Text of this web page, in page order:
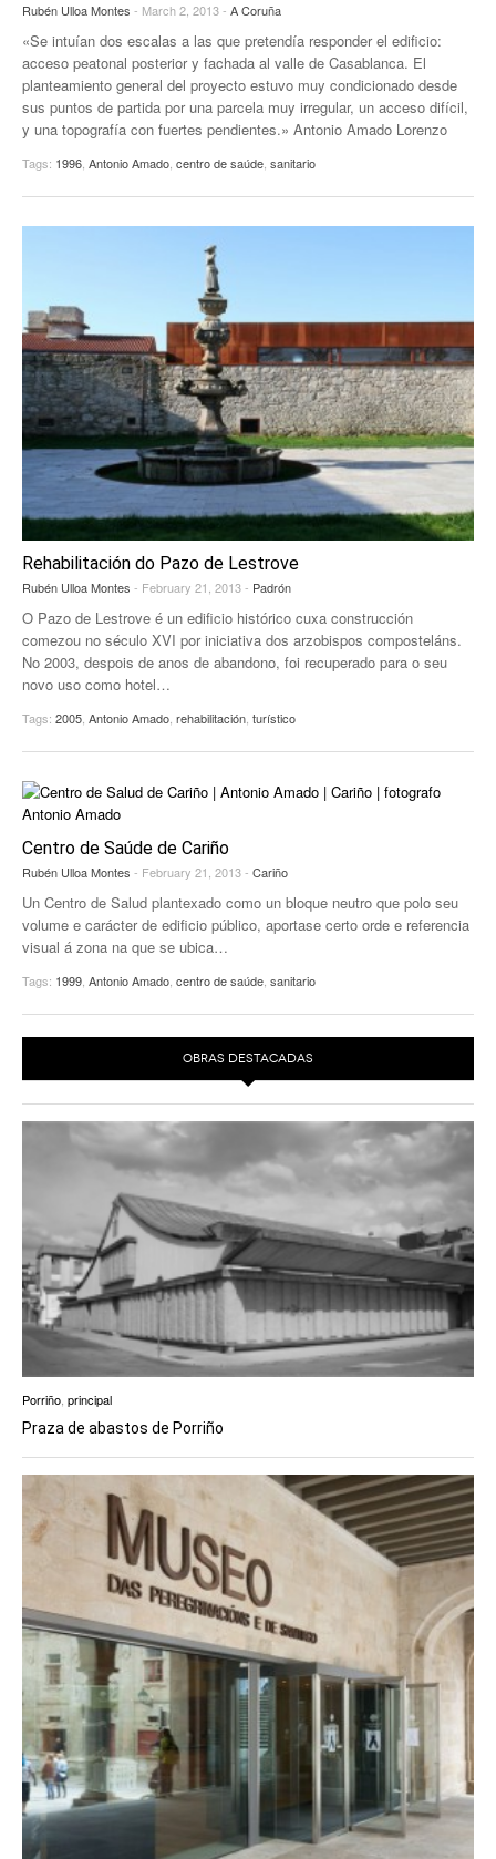
Rubén Ulloa Montes - March 2, 2013 - A Coruña
«Se intuían dos escalas a las que pretendía responder el edificio:
acceso peatonal posterior y fachada al valle de Casablanca. El
planteamiento general del proyecto estuvo muy condicionado desde
sus puntos de partida por una parcela muy irregular, un acceso difícil,
y una topografía con fuertes pendientes.» Antonio Amado Lorenzo
Tags: 1996, Antonio Amado, centro de saúde, sanitario
Rehabilitación do Pazo de Lestrove
Rubén Ulloa Montes - February 21, 2013 - Padrón
O Pazo de Lestrove é un edificio histórico cuxa construcción
comezou no século XVI por iniciativa dos arzobispos composteláns.
No 2003, despois de anos de abandono, foi recuperado para o seu
novo uso como hotel…
Tags: 2005, Antonio Amado, rehabilitación, turístico
Centro de Saúde de Cariño
Rubén Ulloa Montes - February 21, 2013 - Cariño
Un Centro de Salud plantexado como un bloque neutro que polo seu
volume e carácter de edificio público, aportase certo orde e referencia
visual á zona na que se ubica…
Tags: 1999, Antonio Amado, centro de saúde, sanitario
OBRAS DESTACADAS
Porriño principal
Praza de abastos de Porriño